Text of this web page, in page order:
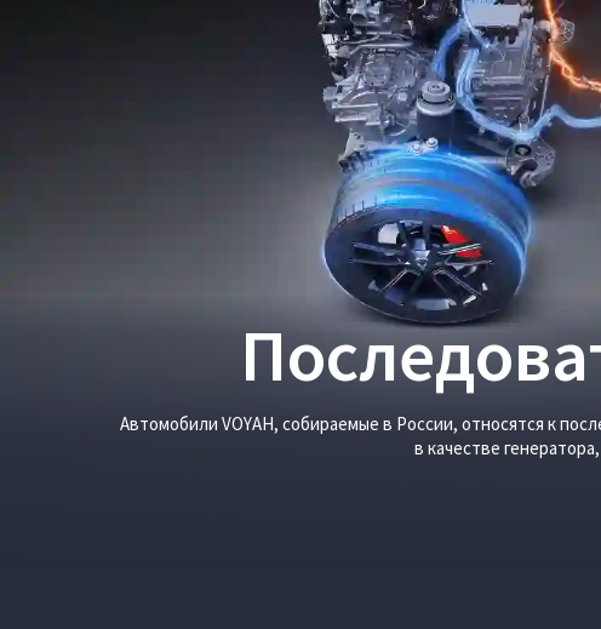
Автомобили VOYAH, собираемые в России, относятся к
в качестве